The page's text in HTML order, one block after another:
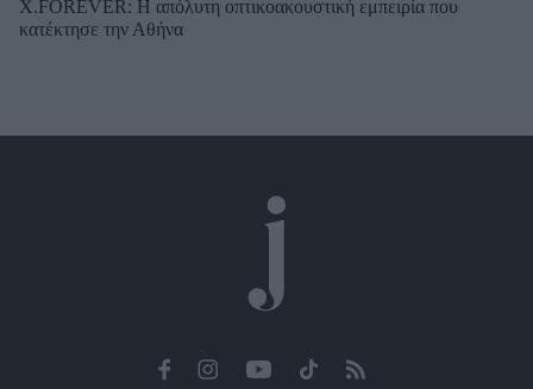
X.FOREVER: Η απόλυτη οπτικοακουστική εμπειρία που
κατέκτησε την Αθήνα